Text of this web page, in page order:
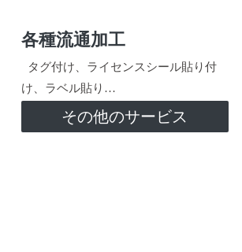
各種流通加工
タグ付け、ライセンスシール貼り付
け、ラベル貼り…
その他のサービス